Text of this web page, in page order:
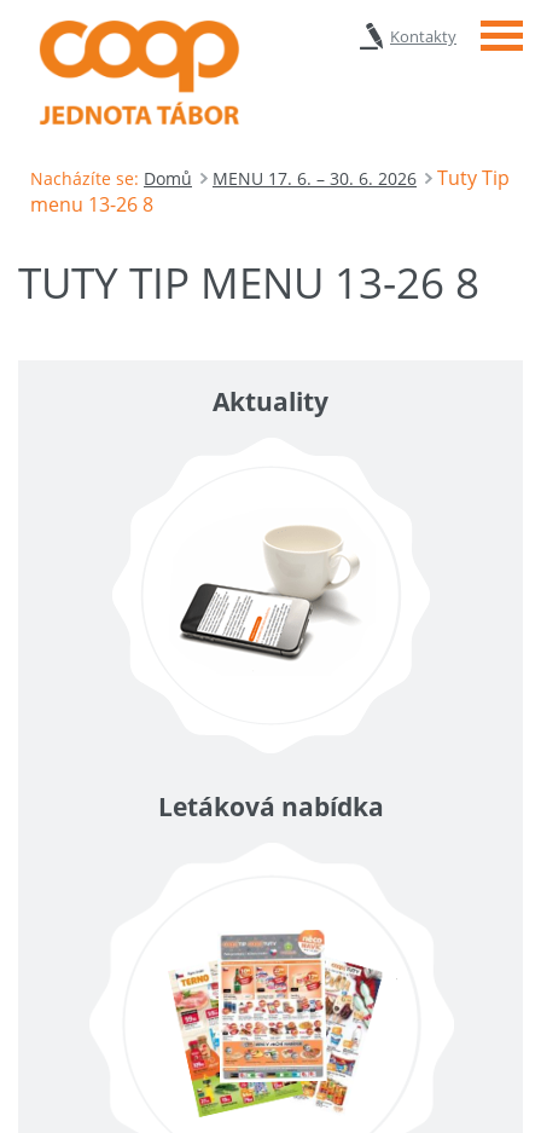
Kontakty Menu
Nacházíte se: Domů MENU 17. 6. – 30. 6. 2026
Tuty Tip
menu 13-26 8
TUTY TIP MENU 13-26 8
Aktuality
Letáková nabídka